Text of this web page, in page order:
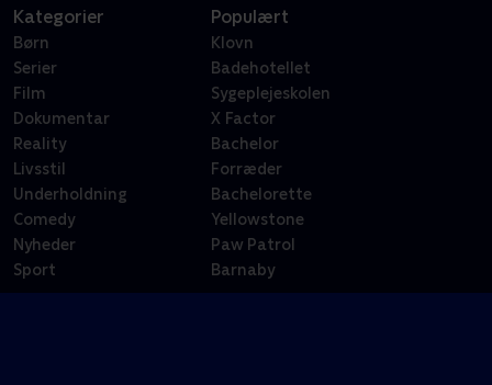
Kategorier
Børn
Serier
Film
Dokumentar
Reality
Livsstil
Underholdning
Comedy
Nyheder
Sport
Populært
Klovn
Badehotellet
Sygeplejeskolen
X Factor
Bachelor
Forræder
Bachelorette
Yellowstone
Paw Patrol
Barnaby